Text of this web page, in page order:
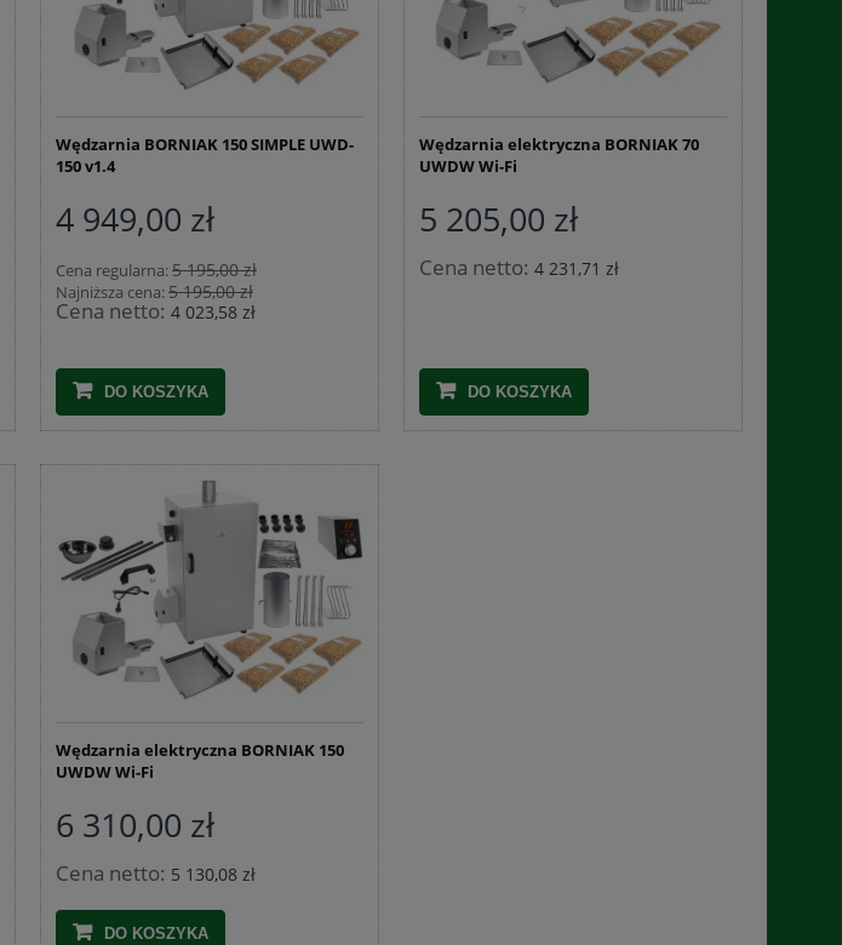
Wędzarnia BORNIAK 150 SIMPLE UWD-
150 v1.4
4 949,00 zł
Cena regularna:5 195,00 zł
Najniższa cena:5 195,00 zł
Cena netto: 4 023,58 zł
DO KOSZYKA
Wędzarnia elektryczna BORNIAK 70
UWDW Wi-Fi
5 205,00 zł
Cena netto: 4 231,71 zł
DO KOSZYKA
Wędzarnia elektryczna BORNIAK 150
UWDW Wi-Fi
6 310,00 zł
Cena netto: 5 130,08 zł
DO KOSZYKA